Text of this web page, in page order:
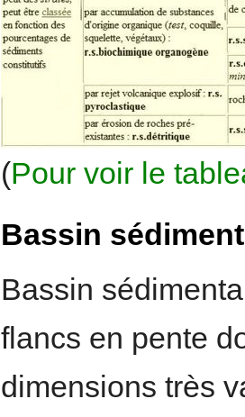
(Pour voir le
Bassin
Bassin
flancs en pente
dimensions très